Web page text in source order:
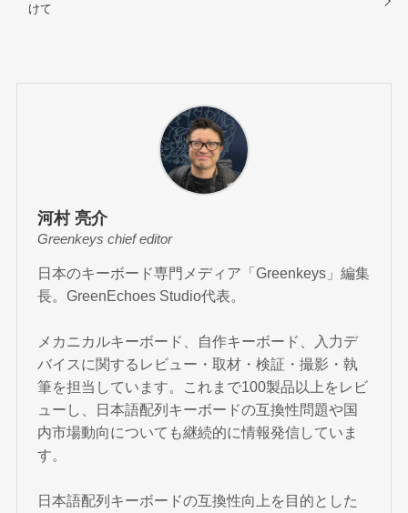
けて
河村 亮介
Greenkeys chief editor
日本のキーボード専門メディア「Greenkeys」編集
長。GreenEchoes Studio代表。
メカニカルキーボード、自作キーボード、入力デ
バイスに関するレビュー・取材・検証・撮影・執
筆を担当しています。これまで100製品以上をレビ
ューし、日本語配列キーボードの互換性問題や国
内市場動向についても継続的に情報発信していま
す。
日本語配列キーボードの互換性向上を目的とした